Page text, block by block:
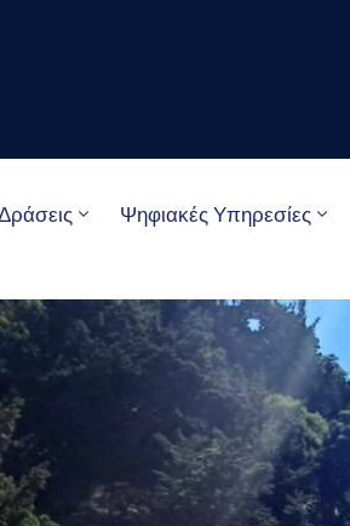
Ψηφιακές Υπηρεσίες